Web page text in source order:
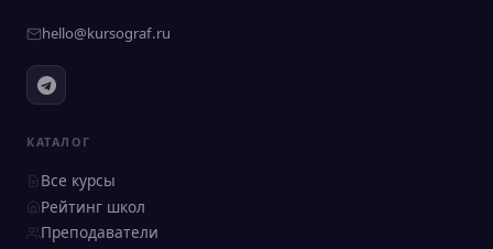
hello@kursograf.ru
КАТАЛОГ
Все курсы
Рейтинг школ
Преподаватели